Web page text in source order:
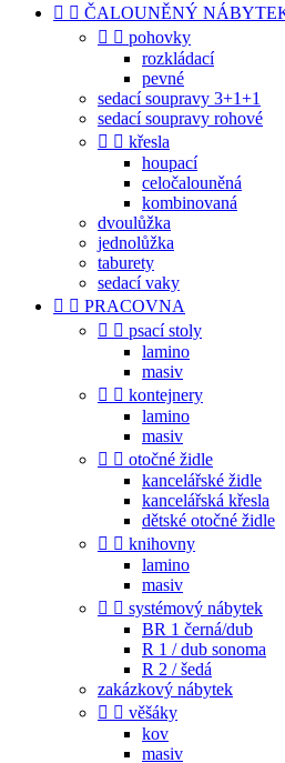
  ČALOUNĚNÝ
  pohovky
rozkládací
pevné
sedací soupravy 3+1+1
sedací soupravy rohové
  křesla
houpací
celočalouněná
kombinovaná
dvoulůžka
jednolůžka
taburety
sedací vaky
  PRACOVNA
  psací stoly
lamino
masiv
  kontejnery
lamino
masiv
  otočné židle
kancelářské židle
kancelářská křesla
dětské otočné židle
  knihovny
lamino
masiv
  systémový nábytek
BR 1 černá/dub
R 1 / dub sonoma
R 2 / šedá
zakázkový nábytek
  věšáky
kov
masiv